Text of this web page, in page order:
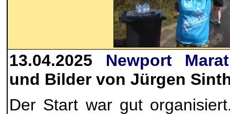
13.04.2025 Newport
und Bilder von Jürgen
Der Start war gut